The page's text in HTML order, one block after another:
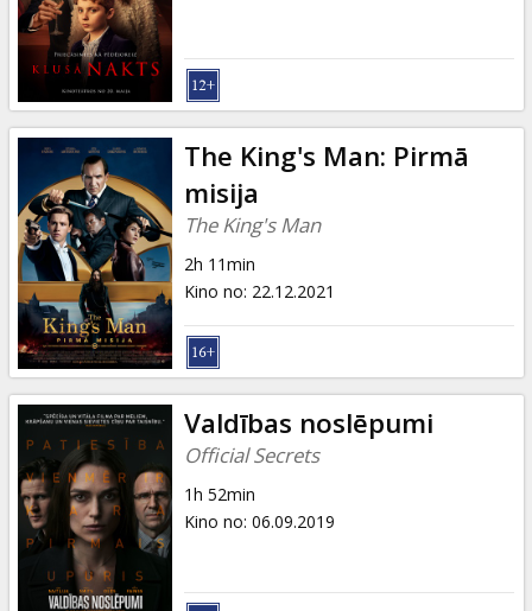
The King's Man: Pirmā
misija
The King's Man
2h 11min
Kino no: 22.12.2021
Valdības noslēpumi
Official Secrets
1h 52min
Kino no: 06.09.2019